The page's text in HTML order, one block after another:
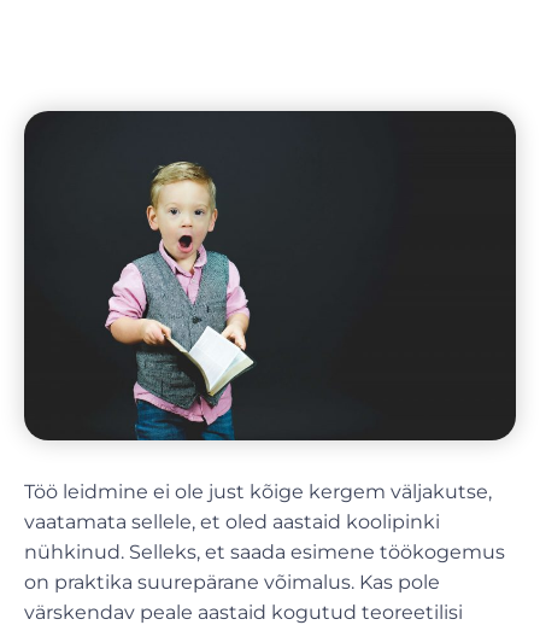
Töö leidmine ei ole just kõige kergem väljakutse,
vaatamata sellele, et oled aastaid koolipinki
nühkinud. Selleks, et saada esimene töökogemus
on praktika suurepärane võimalus. Kas pole
värskendav peale aastaid kogutud teoreetilisi